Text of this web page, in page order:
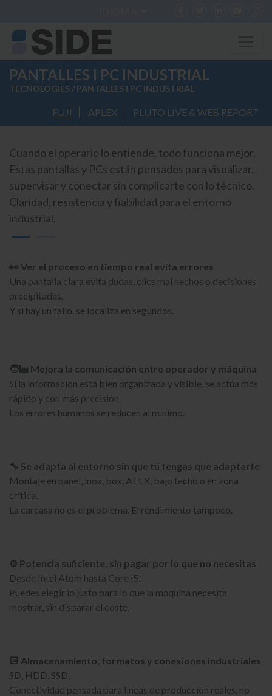
PANTALLES I PC INDUSTRIAL
TECNOLOGIES / PANTALLES I PC INDUSTRIAL
FUJI APLEX PLUTO LIVE & WEB REPORT
Cuando el operario lo entiende, todo funciona mejor.
Estas pantallas y PCs están pensados para visualizar,
supervisar y conectar sin complicarte con lo técnico.
Claridad, resistencia y fiabilidad para el entorno
industrial.
👀 Ver el proceso en tiempo real evita errores
Una pantalla clara evita dudas, clics mal hechos o decisiones
precipitadas.
Y si hay un fallo, se localiza en segundos.
🧑‍🏭 Mejora la comunicación entre operador y máquina
Si la información está bien organizada y visible, se actúa más
rápido y con más precisión.
Los errores humanos se reducen al mínimo.
🔧 Se adapta al entorno sin que tú tengas que adaptarte
Montaje en panel, inox, box, ATEX, bajo techo o en zona
crítica.
La carcasa no es el problema. El rendimiento tampoco.
⚙️ Potencia suficiente, sin pagar por lo que no necesitas
Desde Intel Atom hasta Core i5.
Puedes elegir lo justo para lo que la máquina necesita
mostrar, sin disparar el coste.
💽 Almacenamiento, formatos y conexiones industriales
SD, HDD, SSD.
Conectividad pensada para líneas de producción reales, no